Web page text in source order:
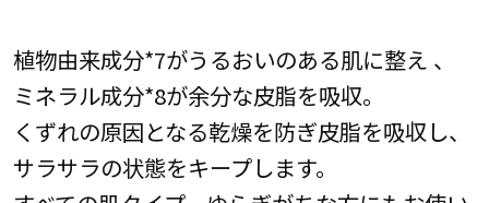
植物由来成分*7がうるおいのある肌に整え 、
ミネラル成分*8が余分な皮脂を吸収。
くずれの原因となる乾燥を防ぎ皮脂を吸収し、
サラサラの状態をキープします。